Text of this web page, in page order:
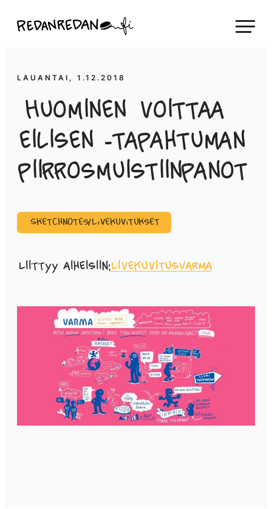
suoraan
Linda Saukko-Rauta, Redanredan Oy
piirrosvideoita
LAUANTAI, 1.12.2018
Huominen voittaa
eilisen -tapahtuman
piirrosmuistiinpanot
Sketchnotes/Livekuvitukset
Liittyy aiheisiin:LivekuvitusVarma